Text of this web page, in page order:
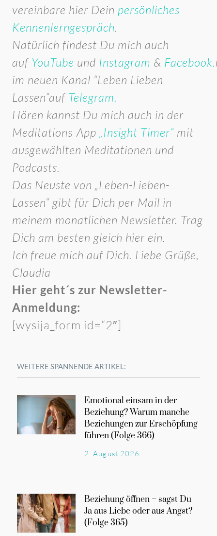
vereinbare hier Dein persönliches
Kennenlerngespräch.
Natürlich findest Du mich auch
auf YouTube und Instagram & Facebook.
im neuen Kanal “Leben Lieben
Lassen”auf Telegram.
Hören kannst Du mich auch in der
Meditations-App „Insight Timer“ mit
ausgewählten Meditationen und
Podcasts.
Das Neuste von „Leben-Lieben-
Lassen“ gibt für Dich per Mail in
meinem monatlichen Newsletter. Trag
Dich am besten gleich hier ein.
Ich freue mich auf Dich. Liebe Grüße,
Claudia
Hier geht´s zur Newsletter-
Anmeldung:
[wysija_form id=“2″]
WEITERE SPANNENDE ARTIKEL:
Emotional einsam in der
Beziehung? Warum manche
Beziehungen zur Erschöpfung
führen (Folge 366)
2. August 2026
Beziehung öffnen – sagst Du
Ja aus Liebe oder aus Angst?
(Folge 365)